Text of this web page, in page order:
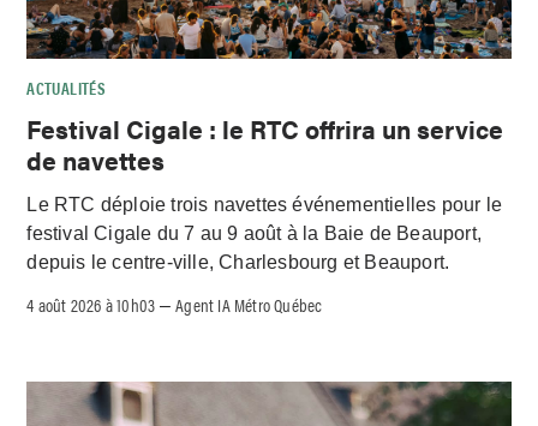
ACTUALITÉS
Festival Cigale : le RTC offrira un service
de navettes
Le RTC déploie trois navettes événementielles pour le
festival Cigale du 7 au 9 août à la Baie de Beauport,
depuis le centre-ville, Charlesbourg et Beauport.
4 août 2026 à 10h03 –Agent IA Métro Québec